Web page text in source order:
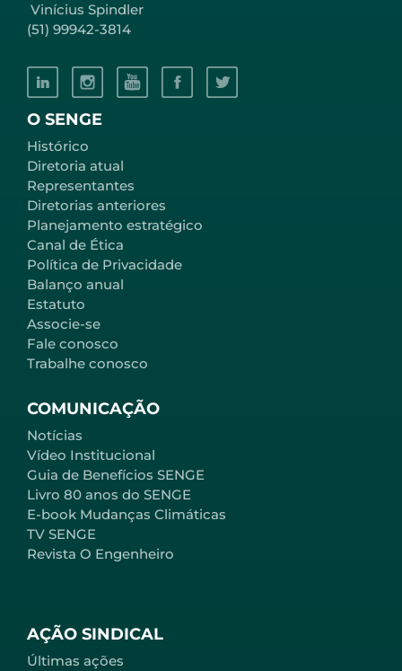
AÇÃO SINDICAL
Últimas ações
O SENGE
Histórico
Diretoria atual
Representantes
Diretorias anteriores
Planejamento estratégico
Canal de Ética
Política de Privacidade
Balanço anual
Estatuto
Associe-se
Fale conosco
Trabalhe conosco
COMUNICAÇÃO
Notícias
Vídeo Institucional
Guia de Benefícios SENGE
Livro 80 anos do SENGE
E-book Mudanças Climáticas
TV SENGE
Revista O Engenheiro
Vinícius Spindler
(51) 99942-3814